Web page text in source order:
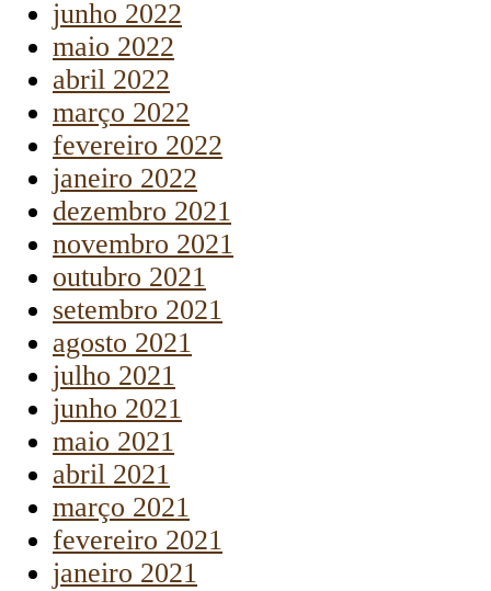
junho 2022
maio 2022
abril 2022
março 2022
fevereiro 2022
janeiro 2022
dezembro 2021
novembro 2021
outubro 2021
setembro 2021
agosto 2021
julho 2021
junho 2021
maio 2021
abril 2021
março 2021
fevereiro 2021
janeiro 2021